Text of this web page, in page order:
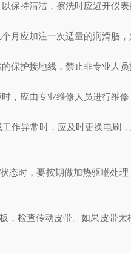
持清洁，擦洗时应避开仪表
应加注一次适量的润滑脂，
护接地线，禁止非专业人员
应由专业维修人员进行维修
异常时，应及时更换电刷，
时，要按期做加热驱嘲处理
检查传动皮带。如果皮带太